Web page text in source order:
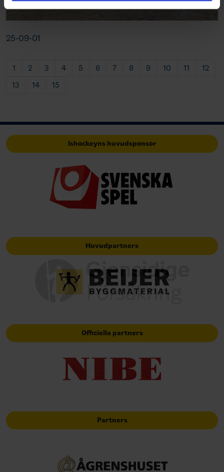
25-09-01
1 2 3 4 5 6 7 8 9 10 11
12
13
14 15
Ishockeyns huvudsponsor
Huvudpartners
Officiella partners
Partners